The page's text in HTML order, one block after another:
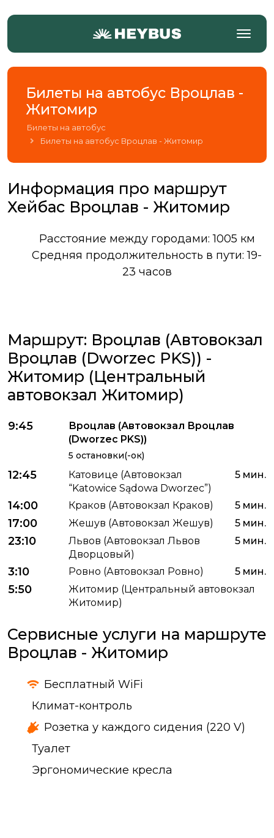
Билеты на автобус Вроцлав -
Житомир
Билеты на автобус
Билеты на автобус Вроцлав - Житомир
Информация про маршрут
Хейбас Вроцлав - Житомир
Расстояние между городами: 1005 км
Средняя продолжительность в пути: 19-
23 часов
Маршрут: Вроцлав (Автовокзал
Вроцлав (Dworzec PKS)) -
Житомир (Центральный
автовокзал Житомир)
9:45
Вроцлав (Автовокзал Вроцлав
(Dworzec PKS))
5 остановки(-ок)
12:45
Катовице (Автовокзал
“Katowice Sądowa Dworzec”)
5 мин.
14:00 Краков (Автовокзал Краков) 5 мин.
17:00 Жешув (Автовокзал Жешув) 5 мин.
23:10
Львов (Автовокзал Львов
Дворцовый)
5 мин.
3:10 Ровно (Автовокзал Ровно) 5 мин.
5:50
Житомир (Центральный автовокзал
Житомир)
Сервисные услуги на маршруте
Вроцлав - Житомир
Бесплатный WiFi
Климат-контроль
Розетка у каждого сидения (220 V)
Туалет
Эргономические кресла